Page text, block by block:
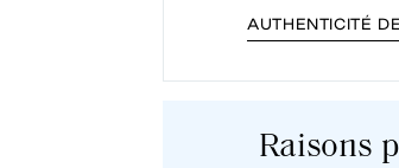
AUTHENTICITÉ
Raisons